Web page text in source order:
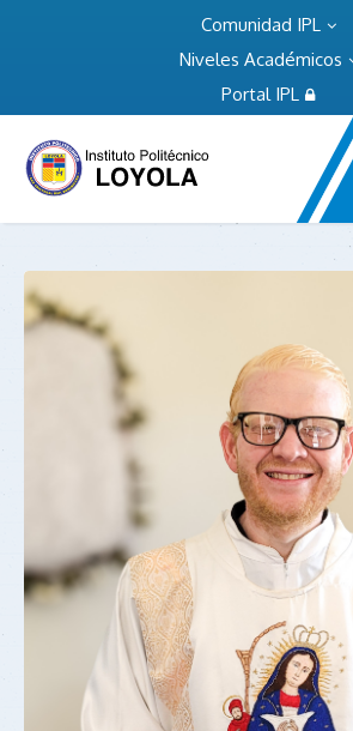
Comunidad IPL
Niveles Académicos
Portal IPL